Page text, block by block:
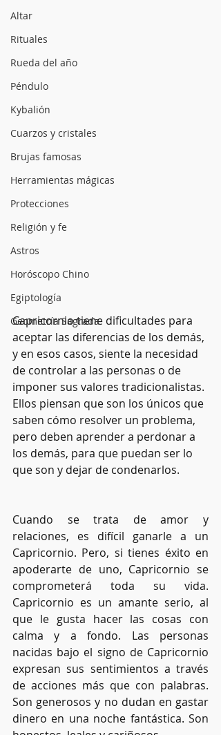
Altar
Rituales
Rueda del año
Péndulo
Kybalión
Cuarzos y cristales
Brujas famosas
Herramientas mágicas
Protecciones
Religión y fe
Astros
Horóscopo Chino
Egiptología
Geometría Sagrada
Capricornio tiene dificultades para
aceptar las diferencias de los demás,
y en esos casos, siente la necesidad
de controlar a las personas o de
imponer sus valores tradicionalistas.
Ellos piensan que son los únicos que
saben cómo resolver un problema,
pero deben aprender a perdonar a
los demás, para que puedan ser lo
que son y dejar de condenarlos.
Cuando se trata de amor y
relaciones, es difícil ganarle a un
Capricornio. Pero, si tienes éxito en
apoderarte de uno, Capricornio se
comprometerá toda su vida.
Capricornio es un amante serio, al
que le gusta hacer las cosas con
calma y a fondo. Las personas
nacidas bajo el signo de Capricornio
expresan sus sentimientos a través
de acciones más que con palabras.
Son generosos y no dudan en gastar
dinero en una noche fantástica. Son